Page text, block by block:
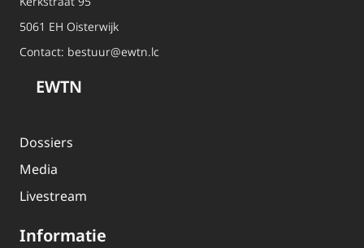
5061 EH Oisterwijk
Contact: bestuur@ewtn.lc
EWTN
Dossiers
Media
Livestream
Informatie